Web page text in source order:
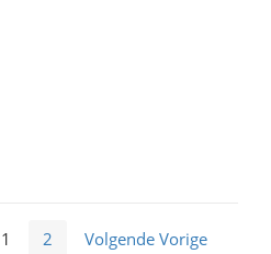
1 2 Volgende Vorige